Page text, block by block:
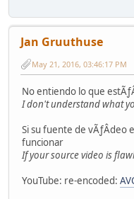
Jan Gruuthuse
May 21, 2016, 03:46:17 PM
No entiendo lo que
I don't understand what
Si su fuente de vÃƒÂ­deo
funcionar
If your source video is
YouTube: re-encoded: